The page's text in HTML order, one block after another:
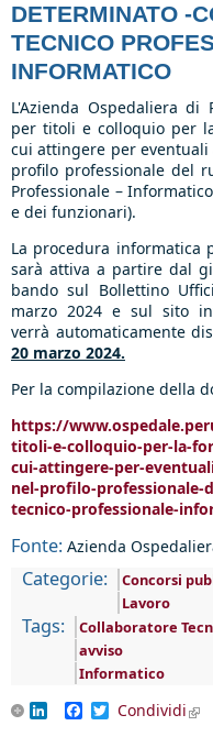
DETERMINATO -
TECNICO
INFORMATICO
L'Azienda Ospedaliera
per titoli e colloquio per
cui attingere per
profilo professionale del
Professionale –
e dei funzionari).
La procedura informatica
sarà attiva a partire dal
bando sul Bollettino
marzo 2024 e sul sito
verrà automaticamente
20 marzo 2024.
Per la compilazione della
https://
titoli-e-colloquio-per-la-
cui-attingere-per-
nel-profilo-professionale-
tecnico-professionale-
Fonte: Azienda
Categorie:
Concorsi
Lavoro
Tags:
Collaboratore
avviso
Informatico
LinkedInFacebook
Twitter
Condividi